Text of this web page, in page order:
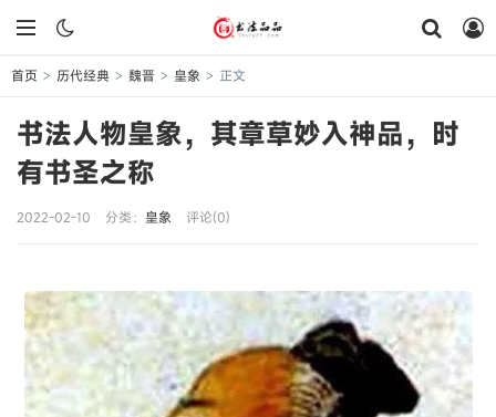
首页 > 历代经典 > 魏晋 > 皇象 > 正文
书法人物皇象，其章草妙入神品，时
有书圣之称
2022-02-10 分类： 皇象 评论(0)